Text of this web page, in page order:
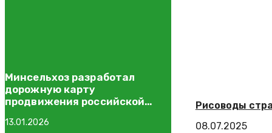
Рисоводы
08.07.2025
Минсельхоз разработал
дорожную карту
продвижения российской
13.01.2026